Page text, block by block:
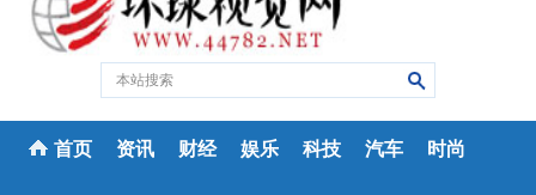
首页 资讯 财经 娱乐 科技 汽车 时尚